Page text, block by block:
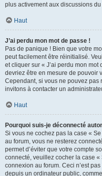
plus activement aux discussions du
Haut
J’ai perdu mon mot de passe !
Pas de panique ! Bien que votre
peut facilement être réinitialisé.
et cliquer sur « J’ai perdu mon
devriez être en mesure de pouvoir
Cependant, si vous ne pouvez pas
invitons à contacter un
Haut
Pourquoi suis-je déconnecté
Si vous ne cochez pas la case «
au forum, vous ne resterez
permet d’éviter que votre compte
connecté, veuillez cocher la case
connexion au forum. Ceci n’est
depuis un ordinateur public,